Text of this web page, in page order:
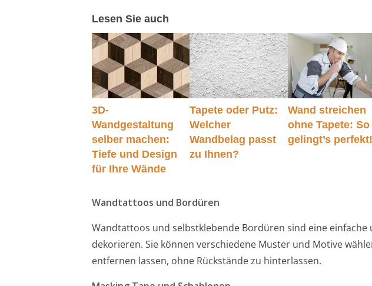
Lesen Sie auch
3D-
Wandgestaltung
selber machen:
Tiefe und Design
für Ihre Wände
Tapete oder Putz:
Welcher
Wandbelag passt
zu Ihnen?
Wand streichen
ohne Tapete: So
gelingt’s perfekt!
Wandtattoos und Bordüren
Wandtattoos und selbstklebende Bordüren sind eine
dekorieren. Sie können verschiedene Muster und Motive
entfernen lassen, ohne Rückstände zu hinterlassen.